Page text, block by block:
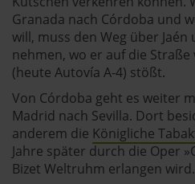
verwendeten Verfahren und
»Cookies«, »Marketing« und
der Datenschutzerklärung.
Datenschutzerklärung|
Granada nach Córdoba und
will, muss den Weg über Jaén
nehmen, wo er auf die
(heute Autovía A-4) stößt.
Von Córdoba geht es weiter
Madrid nach Sevilla. Dort
anderem die Königliche
Jahre später durch die Oper
Bizet Weltruhm erlangen wird.